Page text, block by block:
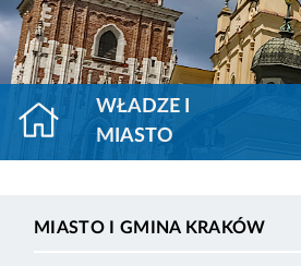
WŁADZE I
MIASTO
MIASTO I GMINA KRAKÓW